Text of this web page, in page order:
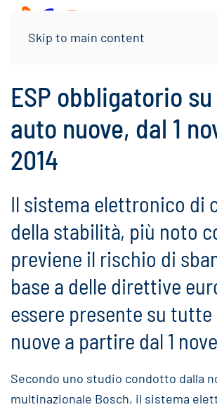
Skip to main content
ESP obbligatorio
auto nuove, dal 1
2014
Il sistema elettronico di
della stabilità, più noto
previene il rischio di
base a delle direttive
essere presente su tutte
nuove a partire dal 1
Secondo uno studio condotto dalla
multinazionale Bosch, il sistema